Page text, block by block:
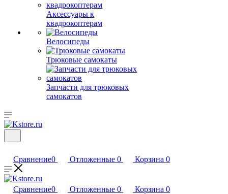
Аксессуары к
квадрокоптерам
Велосипеды
Трюковые самокаты
Запчасти для трюковых
самокатов
Сравнение0 Отложенные 0 Корзина 0
Сравнение0 Отложенные 0 Корзина 0